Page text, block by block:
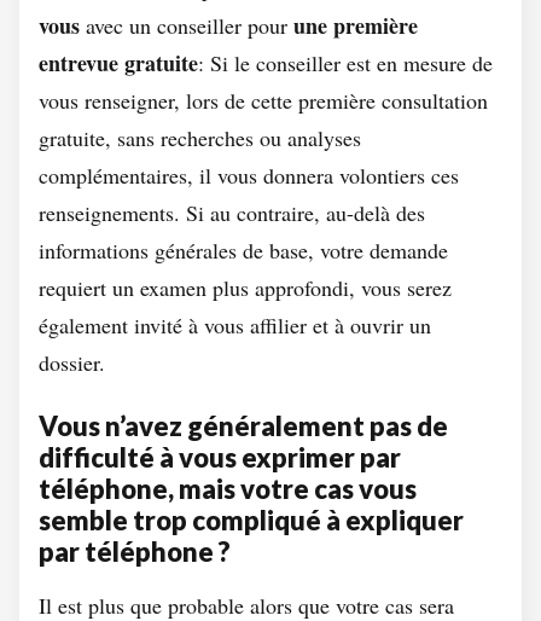
vous avec un conseiller pour une première
entrevue gratuite: Si le conseiller est en mesure de
vous renseigner, lors de cette première consultation
gratuite, sans recherches ou analyses
complémentaires, il vous donnera volontiers ces
renseignements. Si au contraire, au-delà des
informations générales de base, votre demande
requiert un examen plus approfondi, vous serez
également invité à vous affilier et à ouvrir un
dossier.
Vous n’avez généralement pas de
difficulté à vous exprimer par
téléphone, mais votre cas vous
semble trop compliqué à expliquer
par téléphone ?
Il est plus que probable alors que votre cas sera